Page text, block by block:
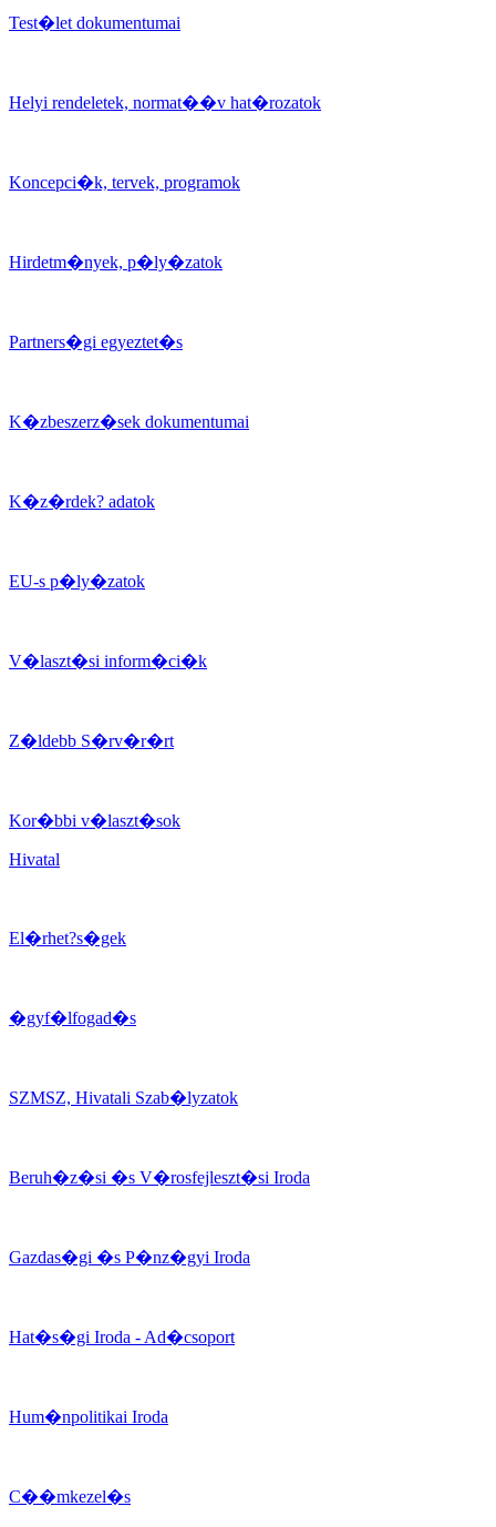
Test�let dokumentumai
Helyi rendeletek, normat��v hat�rozatok
Koncepci�k, tervek, programok
Hirdetm�nyek, p�ly�zatok
Partners�gi egyeztet�s
K�zbeszerz�sek dokumentumai
K�z�rdek? adatok
EU-s p�ly�zatok
V�laszt�si inform�ci�k
Z�ldebb S�rv�r�rt
Kor�bbi v�laszt�sok
Hivatal
El�rhet?s�gek
�gyf�lfogad�s
SZMSZ, Hivatali Szab�lyzatok
Beruh�z�si �s V�rosfejleszt�si Iroda
Gazdas�gi �s P�nz�gyi Iroda
Hat�s�gi Iroda - Ad�csoport
Hum�npolitikai Iroda
C��mkezel�s